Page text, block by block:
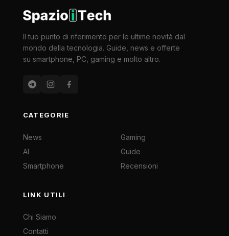
Il tuo punto di riferimento per le ultime novità dal
mondo della tecnologia. Guide, news e offerte
su smartphone, PC, gaming e molto altro.
CATEGORIE
News
AI
Smartphone
Gaming
Guide
Recensioni
LINK UTILI
Chi Siamo
Contatti